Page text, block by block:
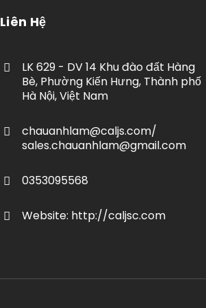
Liên Hệ
LK 629 - DV 14 Khu đào đất Hàng
Bè, Phường Kiến Hưng, Thành phố
Hà Nội, Việt Nam
chauanhlam@caljs.com/
sales.chauanhlam@gmail.com
0353095568
Website: http://caljsc.com